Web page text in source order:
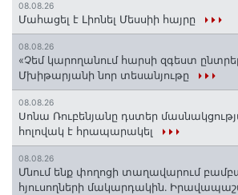
08.08.26
Մահացել է Լիոնել Մեսսիի հայրը
08.08.26
«Չեմ կարողանում հարսի զգեստ
Մխիթարյանի նոր տեսանյութը
08.08.26
Սոնա Ռուբենյանը դստեր
հոլովակ է հրապարակել
08.08.26
Մնում ենք փողոցի տաղավարում
հյուսողների մակարդակին․